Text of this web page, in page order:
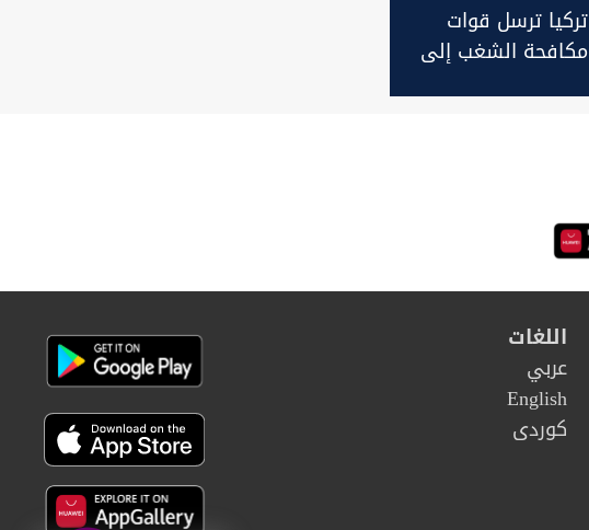
تركيا ترسل قوات
مكافحة الشغب إلى
اللغات
عربي
English
كوردى